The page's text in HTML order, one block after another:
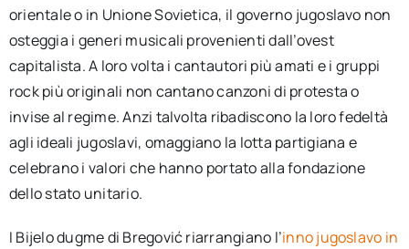
orientale o in Unione Sovietica, il governo jugoslavo non
osteggia i generi musicali provenienti dall’ovest
capitalista. A loro volta i cantautori più amati e i gruppi
rock più originali non cantano canzoni di protesta o
invise al regime. Anzi talvolta ribadiscono la loro fedeltà
agli ideali jugoslavi, omaggiano la lotta partigiana e
celebrano i valori che hanno portato alla fondazione
dello stato unitario.
I Bijelo dugme di Bregović riarrangiano l’inno jugoslavo in